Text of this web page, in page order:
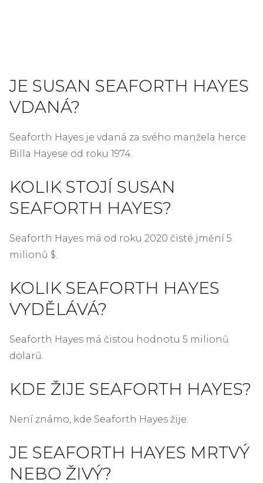
JE SUSAN SEAFORTH HAYES
VDANÁ?
Seaforth Hayes je vdaná za svého manžela herce
Billa Hayese od roku 1974.
KOLIK STOJÍ SUSAN
SEAFORTH HAYES?
Seaforth Hayes má od roku 2020 čisté jmění 5
milionů $.
KOLIK SEAFORTH HAYES
VYDĚLÁVÁ?
Seaforth Hayes má čistou hodnotu 5 milionů
dolarů.
KDE ŽIJE SEAFORTH HAYES?
Není známo, kde Seaforth Hayes žije.
JE SEAFORTH HAYES MRTVÝ
NEBO ŽIVÝ?